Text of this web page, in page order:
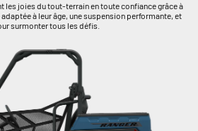
les joies du tout-terrain en toute confiance grâce à
à leur âge, une suspension performante, et
surmonter tous les défis.